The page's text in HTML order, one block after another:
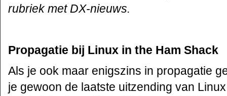
rubriek met DX-nieuws.
Propagatie bij Linux in the Ham Shack
Als je ook maar enigszins in propagatie
je gewoon de laatste uitzending van